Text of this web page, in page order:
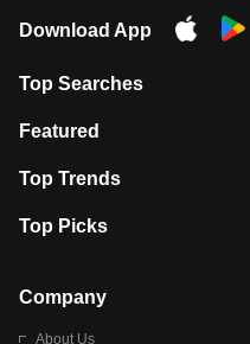
Download App
Top Searches
मुंबई में लगे 'जेन जी' के पोस्टर, लिखा- 'मैं
Featured
10 अगस्त को विधानसभा का घेराव करेंगे
Top Trends
RBI का नया नियम: अब बैंकों को अपनी सभी
Top Picks
बारिश की चेतावनी
Company
About Us